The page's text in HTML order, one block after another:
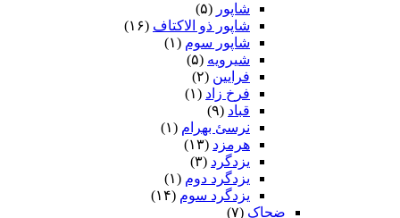
شاپور (۵)
شاپور ذو الاکتاف (۱۶)
شاپور سوم‏ (۱)
شیرویه (۵)
فرایین (۲)
فرخ زاد (۱)
قباد (۹)
نرسئ بهرام‏ (۱)
هرمزد (۱۳)
یزدگرد (۳)
یزدگرد دوم (۱)
یزدگرد سوم (۱۴)
ضحاک (۷)